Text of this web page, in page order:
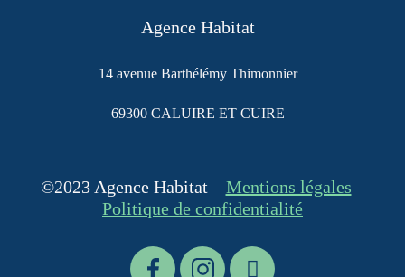
Agence Habitat
14 avenue Barthélémy Thimonnier
69300 CALUIRE ET CUIRE
©2023 Agence Habitat –Mentions légales –
Politique de confidentialité